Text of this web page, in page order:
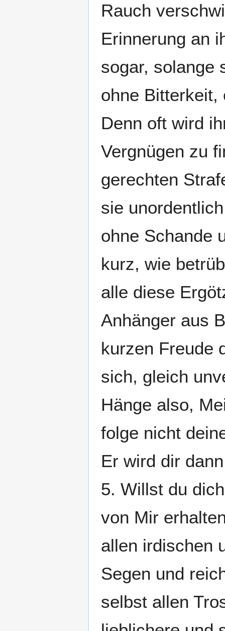
Rauch
Erinnerung an
sogar, solange
ohne Bitterkeit,
Denn oft wird
Vergnügen zu
gerechten
sie
ohne Schande
kurz, wie
alle diese
Anhänger aus
kurzen Freude
sich, gleich
Hänge also,
folge nicht
Er wird dir
5. Willst du
von Mir
allen irdischen
Segen und
selbst allen